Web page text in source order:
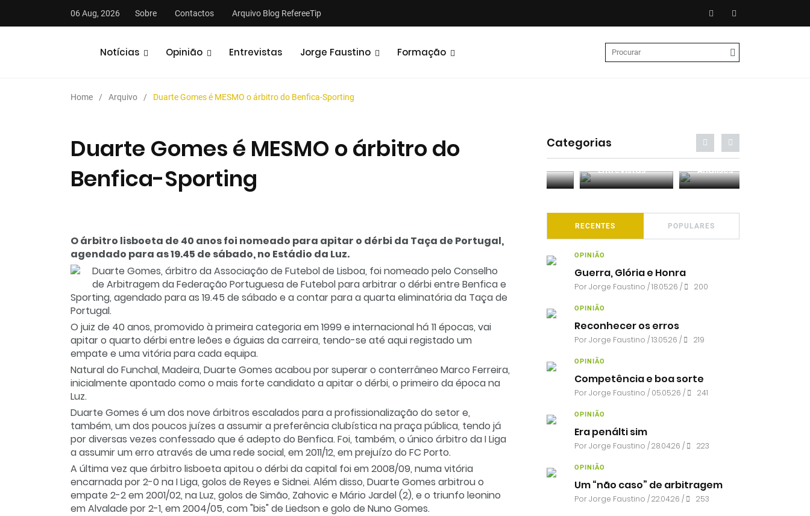
06 Aug, 2026 Sobre Contactos Arquivo Blog RefereeTip
Notícias Opinião Entrevistas Jorge Faustino Formação
Home Arquivo Duarte Gomes é MESMO o árbitro do Benfica-Sporting
Duarte Gomes é MESMO o árbitro do
Benfica-Sporting
O árbitro lisboeta de 40 anos foi nomeado para apitar o dérbi da Taça de Portugal,
agendado para as 19.45 de sábado, no Estádio da Luz.
Duarte Gomes, árbitro da Associação de Futebol de Lisboa, foi nomeado pelo Conselho
de Arbitragem da Federação Portuguesa de Futebol para arbitrar o dérbi entre Benfica e
Sporting, agendado para as 19.45 de sábado e a contar para a quarta eliminatória da Taça de
Portugal.
O juiz de 40 anos, promovido à primeira categoria em 1999 e internacional há 11 épocas, vai
apitar o quarto dérbi entre leões e águias da carreira, tendo-se até aqui registado um
empate e uma vitória para cada equipa.
Natural do Funchal, Madeira, Duarte Gomes acabou por superar o conterrâneo Marco Ferreira,
inicialmente apontado como o mais forte candidato a apitar o dérbi, o primeiro da época na
Luz.
Duarte Gomes é um dos nove árbitros escalados para a profissionalização do setor e,
também, um dos poucos juízes a assumir a preferência clubística na praça pública, tendo já
por diversas vezes confessado que é adepto do Benfica. Foi, também, o único árbitro da I Liga
a assumir um erro através de uma rede social, em 2011/12, em prejuízo do FC Porto.
A última vez que árbitro lisboeta apitou o dérbi da capital foi em 2008/09, numa vitória
encarnada por 2-0 na I Liga, golos de Reyes e Sidnei. Além disso, Duarte Gomes arbitrou o
empate 2-2 em 2001/02, na Luz, golos de Simão, Zahovic e Mário Jardel (2), e o triunfo leonino
em Alvalade por 2-1, em 2004/05, com "bis" de Liedson e golo de Nuno Gomes.
Categorias
Análises Podcasts Entrevistas Análises
RECENTES POPULARES
OPINIÃO
Guerra, Glória e Honra
PorJorge Faustino / 18.05.26 / 200
OPINIÃO
Reconhecer os erros
PorJorge Faustino / 13.05.26 / 219
OPINIÃO
Competência e boa sorte
PorJorge Faustino / 05.05.26 / 241
OPINIÃO
Era penálti sim
PorJorge Faustino / 28.04.26 / 223
OPINIÃO
Um “não caso” de arbitragem
PorJorge Faustino / 22.04.26 / 253